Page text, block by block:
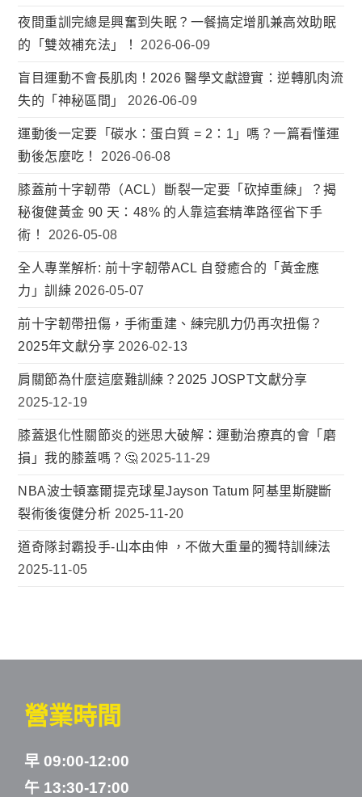
夜間重訓完總是興奮到失眠？一餐搞定增肌兼高效助眠
的「雙效補充法」！
2026-06-09
盲目運動不會長肌肉！2026 醫學文獻證實：逆轉肌肉流
失的「神秘區間」
2026-06-09
運動後一定要「碳水：蛋白質 = 2：1」嗎？一篇看懂運
動後怎麼吃！
2026-06-08
膝蓋前十字韌帶（ACL）斷裂一定要「砍掉重練」？揭
秘復健黃金 90 天：48% 的人靠這套精準路徑省下手
術！
2026-05-08
全人專業解析: 前十字韌帶ACL 自發癒合的「黃金應
力」訓練 2026-05-07
前十字韌帶扭傷，手術重建、練完肌力仍再次扭傷？
2025年文獻分享 2026-02-13
肩關節為什麼這麼難訓練？2025 JOSPT文獻分享
2025-12-19
膝蓋退化性關節炎的迷思大破解：運動治療真的會「磨
損」我的膝蓋嗎？🤔 2025-11-29
NBA波士頓塞爾提克球星Jayson Tatum 阿基里斯腱斷
裂術後復健分析 2025-11-20
道奇隊封霸投手-山本由伸 ，不做大重量的獨特訓練法
2025-11-05
營業時間
早 09:00-12:00
午 13:30-17:00